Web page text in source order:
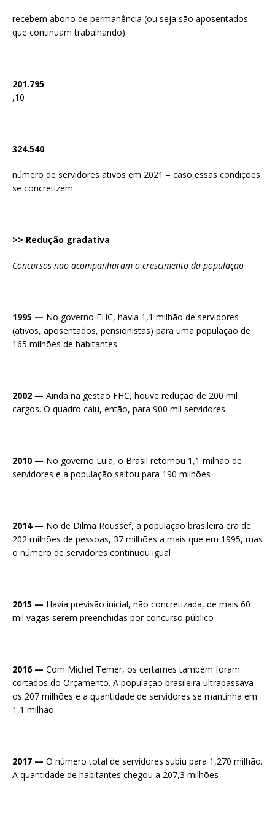
recebem abono de permanência (ou seja são aposentados
que continuam trabalhando)
201.795
,10
324.540
número de servidores ativos em 2021 – caso essas condições
se concretizem
>> Redução gradativa
Concursos não acompanharam o crescimento da população
1995 — No governo FHC, havia 1,1 milhão de servidores
(ativos, aposentados, pensionistas) para uma população de
165 milhões de habitantes
2002 — Ainda na gestão FHC, houve redução de 200 mil
cargos. O quadro caiu, então, para 900 mil servidores
2010 — No governo Lula, o Brasil retornou 1,1 milhão de
servidores e a população saltou para 190 milhões
2014 — No de Dilma Roussef, a população brasileira era de
202 milhões de pessoas, 37 milhões a mais que em 1995, mas
o número de servidores continuou igual
2015 — Havia previsão inicial, não concretizada, de mais 60
mil vagas serem preenchidas por concurso público
2016 — Com Michel Temer, os certames também foram
cortados do Orçamento. A população brasileira ultrapassava
os 207 milhões e a quantidade de servidores se mantinha em
1,1 milhão
2017 — O número total de servidores subiu para 1,270 milhão.
A quantidade de habitantes chegou a 207,3 milhões